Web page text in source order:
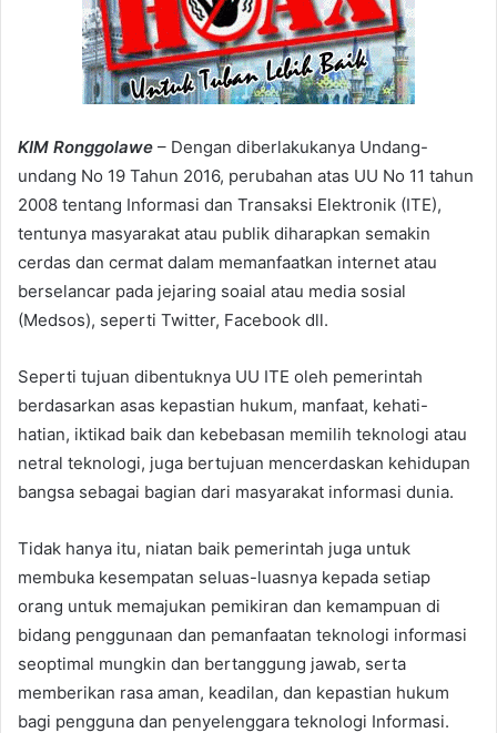
KIM Ronggolawe – Dengan diberlakukanya Undang-
undang No 19 Tahun 2016, perubahan atas UU No 11 tahun
2008 tentang Informasi dan Transaksi Elektronik (ITE),
tentunya masyarakat atau publik diharapkan semakin
cerdas dan cermat dalam memanfaatkan internet atau
berselancar pada jejaring soaial atau media sosial
(Medsos), seperti Twitter, Facebook dll.
Seperti tujuan dibentuknya UU ITE oleh pemerintah
berdasarkan asas kepastian hukum, manfaat, kehati-
hatian, iktikad baik dan kebebasan memilih teknologi atau
netral teknologi, juga bertujuan mencerdaskan kehidupan
bangsa sebagai bagian dari masyarakat informasi dunia.
Tidak hanya itu, niatan baik pemerintah juga untuk
membuka kesempatan seluas-luasnya kepada setiap
orang untuk memajukan pemikiran dan kemampuan di
bidang penggunaan dan pemanfaatan teknologi informasi
seoptimal mungkin dan bertanggung jawab, serta
memberikan rasa aman, keadilan, dan kepastian hukum
bagi pengguna dan penyelenggara teknologi Informasi.